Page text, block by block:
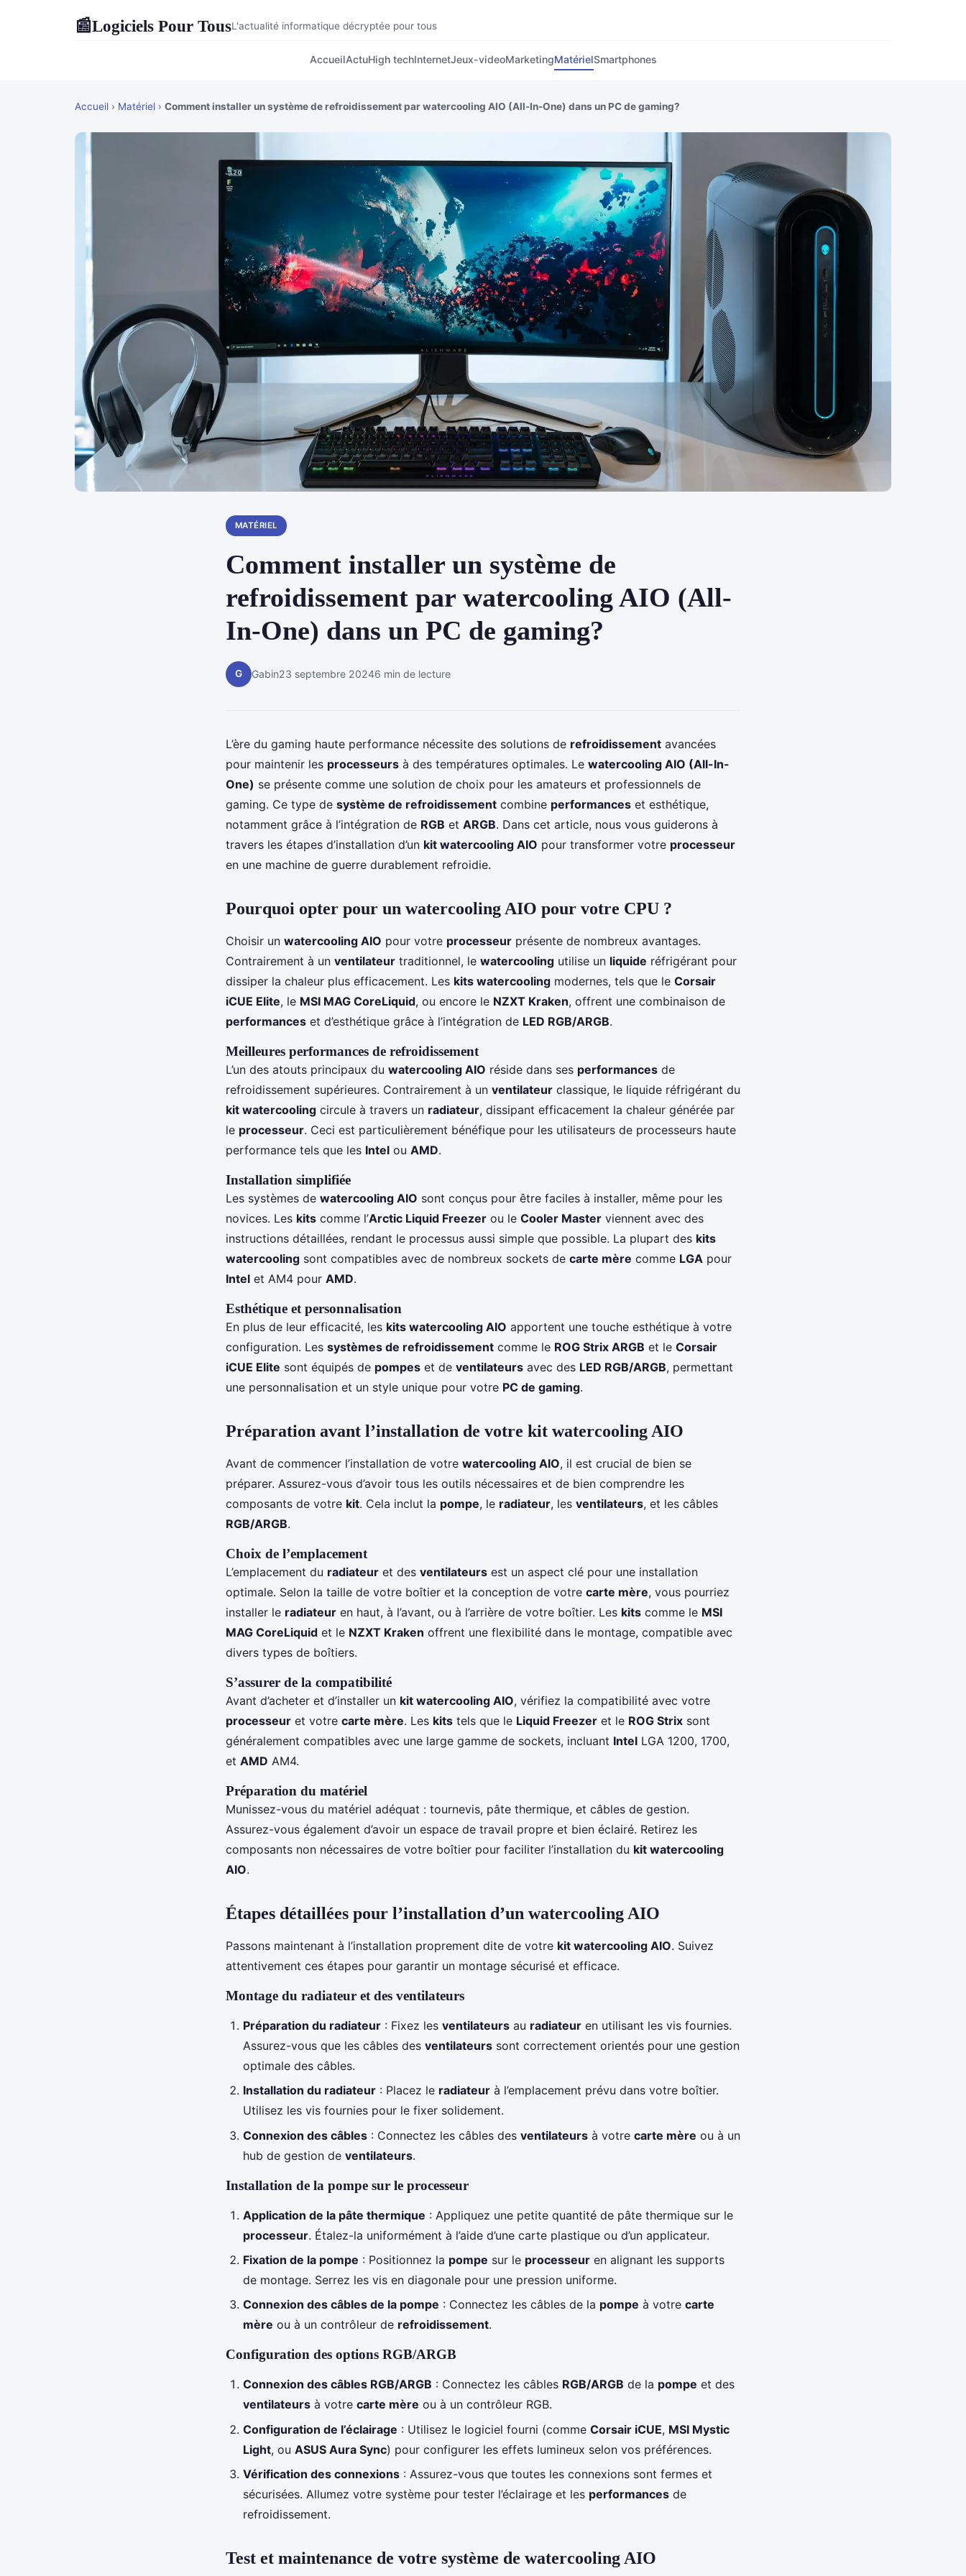
📰Logiciels Pour TousL'actualité informatique décryptée pour tous
AccueilActuHigh techInternetJeux-videoMarketingMatérielSmartphones
Accueil › Matériel › Comment installer un système de refroidissement par watercooling AIO (All-In-One) dans un PC de gaming?
MATÉRIEL
Comment installer un système de
refroidissement par watercooling AIO (All-
In-One) dans un PC de gaming?
G Gabin23 septembre 20246 min de lecture
L’ère du gaming haute performance nécessite des solutions de refroidissement avancées
pour maintenir les processeurs à des températures optimales. Le watercooling AIO (All-In-
One) se présente comme une solution de choix pour les amateurs et professionnels de
gaming. Ce type de système de refroidissement combine performances et esthétique,
notamment grâce à l’intégration de RGB et ARGB. Dans cet article, nous vous guiderons à
travers les étapes d’installation d’un kit watercooling AIO pour transformer votre processeur
en une machine de guerre durablement refroidie.
Pourquoi opter pour un watercooling AIO pour votre CPU ?
Choisir un watercooling AIO pour votre processeur présente de nombreux avantages.
Contrairement à un ventilateur traditionnel, le watercooling utilise un liquide réfrigérant pour
dissiper la chaleur plus efficacement. Les kits watercooling modernes, tels que le Corsair
iCUE Elite, le MSI MAG CoreLiquid, ou encore le NZXT Kraken, offrent une combinaison de
performances et d’esthétique grâce à l’intégration de LED RGB/ARGB.
Meilleures performances de refroidissement
L’un des atouts principaux du watercooling AIO réside dans ses performances de
refroidissement supérieures. Contrairement à un ventilateur classique, le liquide réfrigérant du
kit watercooling circule à travers un radiateur, dissipant efficacement la chaleur générée par
le processeur. Ceci est particulièrement bénéfique pour les utilisateurs de processeurs haute
performance tels que les Intel ou AMD.
Installation simplifiée
Les systèmes de watercooling AIO sont conçus pour être faciles à installer, même pour les
novices. Les kits comme l’Arctic Liquid Freezer ou le Cooler Master viennent avec des
instructions détaillées, rendant le processus aussi simple que possible. La plupart des kits
watercooling sont compatibles avec de nombreux sockets de carte mère comme LGA pour
Intel et AM4 pour AMD.
Esthétique et personnalisation
En plus de leur efficacité, les kits watercooling AIO apportent une touche esthétique à votre
configuration. Les systèmes de refroidissement comme le ROG Strix ARGB et le Corsair
iCUE Elite sont équipés de pompes et de ventilateurs avec des LED RGB/ARGB, permettant
une personnalisation et un style unique pour votre PC de gaming.
Préparation avant l’installation de votre kit watercooling AIO
Avant de commencer l’installation de votre watercooling AIO, il est crucial de bien se
préparer. Assurez-vous d’avoir tous les outils nécessaires et de bien comprendre les
composants de votre kit. Cela inclut la pompe, le radiateur, les ventilateurs, et les câbles
RGB/ARGB.
Choix de l’emplacement
L’emplacement du radiateur et des ventilateurs est un aspect clé pour une installation
optimale. Selon la taille de votre boîtier et la conception de votre carte mère, vous pourriez
installer le radiateur en haut, à l’avant, ou à l’arrière de votre boîtier. Les kits comme le MSI
MAG CoreLiquid et le NZXT Kraken offrent une flexibilité dans le montage, compatible avec
divers types de boîtiers.
S’assurer de la compatibilité
Avant d’acheter et d’installer un kit watercooling AIO, vérifiez la compatibilité avec votre
processeur et votre carte mère. Les kits tels que le Liquid Freezer et le ROG Strix sont
généralement compatibles avec une large gamme de sockets, incluant Intel LGA 1200, 1700,
et AMD AM4.
Préparation du matériel
Munissez-vous du matériel adéquat : tournevis, pâte thermique, et câbles de gestion.
Assurez-vous également d’avoir un espace de travail propre et bien éclairé. Retirez les
composants non nécessaires de votre boîtier pour faciliter l’installation du kit watercooling
AIO.
Étapes détaillées pour l’installation d’un watercooling AIO
Passons maintenant à l’installation proprement dite de votre kit watercooling AIO. Suivez
attentivement ces étapes pour garantir un montage sécurisé et efficace.
Montage du radiateur et des ventilateurs
Préparation du radiateur : Fixez les ventilateurs au radiateur en utilisant les vis fournies.
Assurez-vous que les câbles des ventilateurs sont correctement orientés pour une gestion
optimale des câbles.
Installation du radiateur : Placez le radiateur à l’emplacement prévu dans votre boîtier.
Utilisez les vis fournies pour le fixer solidement.
Connexion des câbles : Connectez les câbles des ventilateurs à votre carte mère ou à un
hub de gestion de ventilateurs.
Installation de la pompe sur le processeur
Application de la pâte thermique : Appliquez une petite quantité de pâte thermique sur le
processeur. Étalez-la uniformément à l’aide d’une carte plastique ou d’un applicateur.
Fixation de la pompe : Positionnez la pompe sur le processeur en alignant les supports
de montage. Serrez les vis en diagonale pour une pression uniforme.
Connexion des câbles de la pompe : Connectez les câbles de la pompe à votre carte
mère ou à un contrôleur de refroidissement.
Configuration des options RGB/ARGB
Connexion des câbles RGB/ARGB : Connectez les câbles RGB/ARGB de la pompe et des
ventilateurs à votre carte mère ou à un contrôleur RGB.
Configuration de l’éclairage : Utilisez le logiciel fourni (comme Corsair iCUE, MSI Mystic
Light, ou ASUS Aura Sync) pour configurer les effets lumineux selon vos préférences.
Vérification des connexions : Assurez-vous que toutes les connexions sont fermes et
sécurisées. Allumez votre système pour tester l’éclairage et les performances de
refroidissement.
Test et maintenance de votre système de watercooling AIO